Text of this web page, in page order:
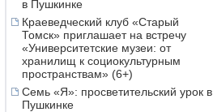
в Пушкинке
Краеведческий клуб «Старый
Томск» приглашает на встречу
«Университетские музеи: от
хранилищ к социокультурным
пространствам» (6+)
Семь «Я»: просветительский урок в
Пушкинке